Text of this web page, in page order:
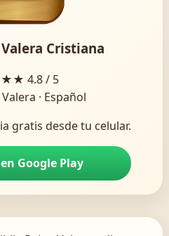
Cristiana
4.8 / 5
· Español
gratis desde tu celular.
Google Play